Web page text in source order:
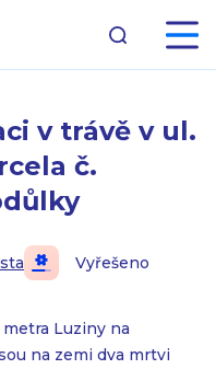
v trávě v ul.
č.
Vyřešeno
Luziny na
na zemi dva mrtvi